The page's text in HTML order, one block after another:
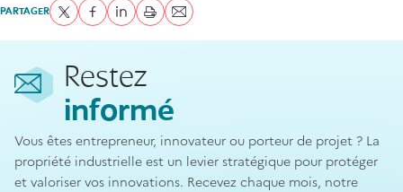
PARTAGERPartager sur Twitter
Partager sur Facebook
Partager sur LinkedIn
imprimerEnvoyer par courriel
Restez
informé
Vous êtes entrepreneur, innovateur ou porteur de projet ? La
propriété industrielle est un levier stratégique pour protéger
et valoriser vos innovations. Recevez chaque mois, notre